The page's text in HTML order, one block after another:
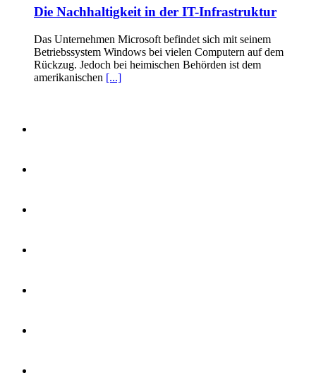
Die Nachhaltigkeit in der IT-Infrastruktur
Das Unternehmen Microsoft befindet sich mit seinem
Betriebssystem Windows bei vielen Computern auf dem
Rückzug. Jedoch bei heimischen Behörden ist dem
amerikanischen [...]